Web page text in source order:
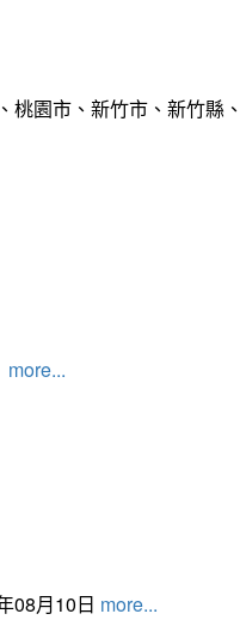
園市、新竹市、新竹
more...
08月10日 more...